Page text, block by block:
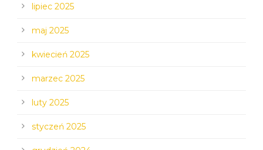
lipiec 2025
maj 2025
kwiecień 2025
marzec 2025
luty 2025
styczeń 2025